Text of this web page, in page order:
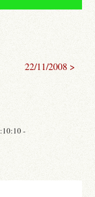
22/11/2008 >
-